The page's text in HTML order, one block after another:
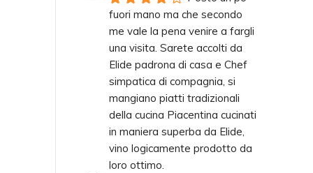
fuori mano ma che secondo
me vale la pena venire a fargli
una visita. Sarete accolti da
Elide padrona di casa e Chef
simpatica di compagnia, si
mangiano piatti tradizionali
della cucina Piacentina cucinati
in maniera superba da Elide,
vino logicamente prodotto da
loro ottimo.